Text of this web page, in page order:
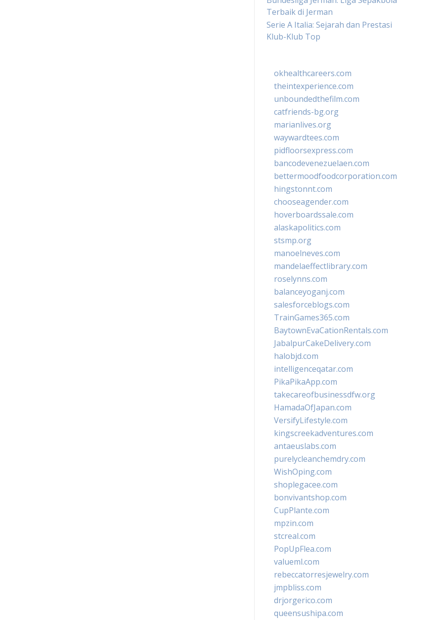
Terbaik di Jerman
Serie A Italia: Sejarah dan Prestasi
Klub-Klub Top
okhealthcareers.com
theintexperience.com
unboundedthefilm.com
catfriends-bg.org
marianlives.org
waywardtees.com
pidfloorsexpress.com
bancodevenezuelaen.com
bettermoodfoodcorporation.com
hingstonnt.com
chooseagender.com
hoverboardssale.com
alaskapolitics.com
stsmp.org
manoelneves.com
mandelaeffectlibrary.com
roselynns.com
balanceyoganj.com
salesforceblogs.com
TrainGames365.com
BaytownEvaCationRentals.com
JabalpurCakeDelivery.com
halobjd.com
intelligenceqatar.com
PikaPikaApp.com
takecareofbusinessdfw.org
HamadaOfJapan.com
VersifyLifestyle.com
kingscreekadventures.com
antaeuslabs.com
purelycleanchemdry.com
WishOping.com
shoplegacee.com
bonvivantshop.com
CupPlante.com
mpzin.com
stcreal.com
PopUpFlea.com
valueml.com
rebeccatorresjewelry.com
jmpbliss.com
drjorgerico.com
queensushipa.com